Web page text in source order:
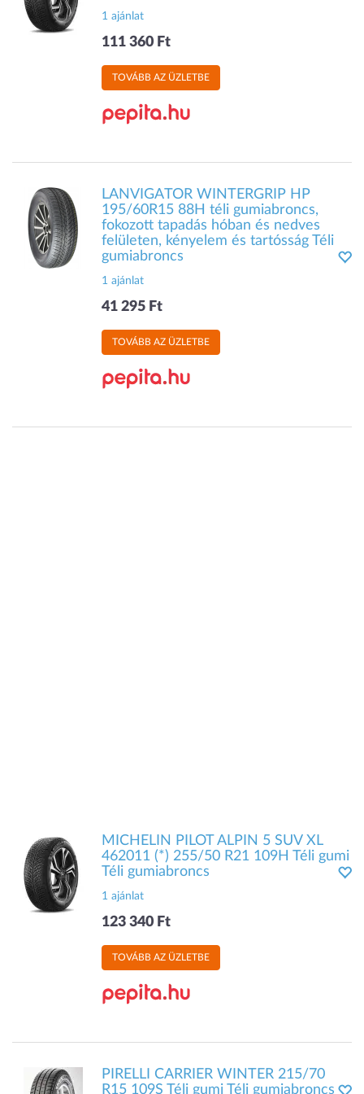
1 ajánlat
111 360 Ft
TOVÁBB AZ ÜZLETBE
LANVIGATOR WINTERGRIP HP
195/60R15 88H téli gumiabroncs,
fokozott tapadás hóban és nedves
felületen, kényelem és tartósság Téli
gumiabroncs
1 ajánlat
41 295 Ft
TOVÁBB AZ ÜZLETBE
MICHELIN PILOT ALPIN 5 SUV XL
462011 (*) 255/50 R21 109H Téli gumi
Téli gumiabroncs
1 ajánlat
123 340 Ft
TOVÁBB AZ ÜZLETBE
PIRELLI CARRIER WINTER 215/70
R15 109S Téli gumi Téli gumiabroncs